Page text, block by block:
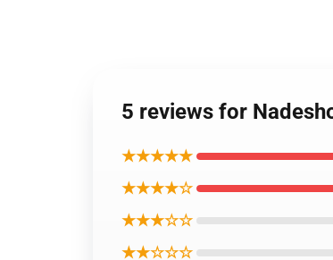
5 reviews for
★★★★★
★★★★☆
★★★☆☆
★★☆☆☆